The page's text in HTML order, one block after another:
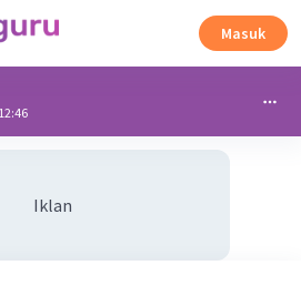
Masuk
Iklan